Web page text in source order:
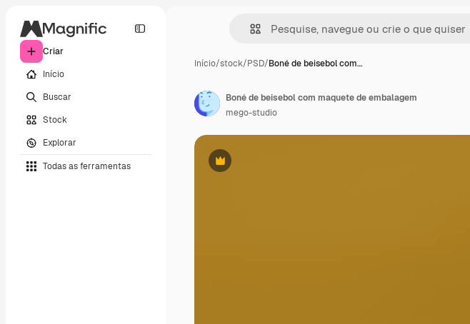
Criar
Início
Buscar
Stock
Explorar
Todas as ferramentas
Início/stock/PSD/Boné de beisebol com…
Premium
Boné de beisebol com maquete de embalagem
mego-studio